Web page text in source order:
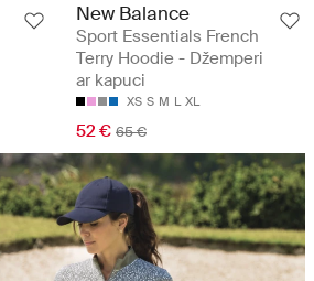
New Balance
Sport Essentials French
Terry Hoodie - Džemperi
ar kapuci
XS S M L XL
52 € 65 €